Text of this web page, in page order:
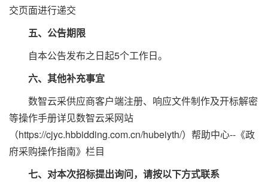
交页面进行递交
五、公告期限
自本公告发布之日起5个工作日。
六、其他补充事宜
数智云采供应商客户端注册、响应文件制作及开标解密
等操作手册详见数智云采网站
（https://cjyc.hbbidding.com.cn/hubeiyth/）帮助中心--《政
府采购操作指南》栏目
七、对本次招标提出询问，请按以下方式联系